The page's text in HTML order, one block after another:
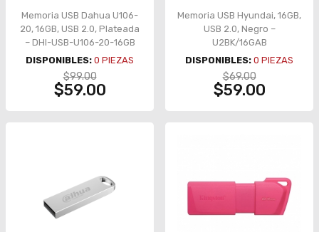
Memoria USB Dahua U106-
20, 16GB, USB 2.0, Plateada
– DHI-USB-U106-20-16GB
DISPONIBLES: 0 PIEZAS
$99.00
$59.00
Memoria USB Hyundai, 16GB,
USB 2.0, Negro –
U2BK/16GAB
DISPONIBLES: 0 PIEZAS
$69.00
$59.00